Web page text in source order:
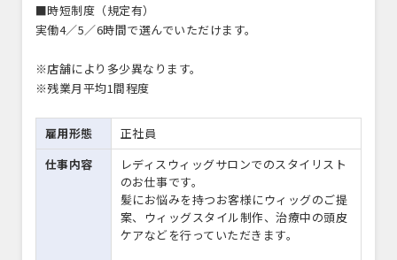
■時短制度（規定有）
実働4／5／6時間で選んでいただけます。
※店舗により多少異なります。
※残業月平均1間程度
雇用形態
正社員
仕事内容
レディスウィッグサロンでのスタイリスト
のお仕事です。
髪にお悩みを持つお客様にウィッグのご提
案、ウィッグスタイル制作、治療中の頭皮
ケアなどを行っていただきます。